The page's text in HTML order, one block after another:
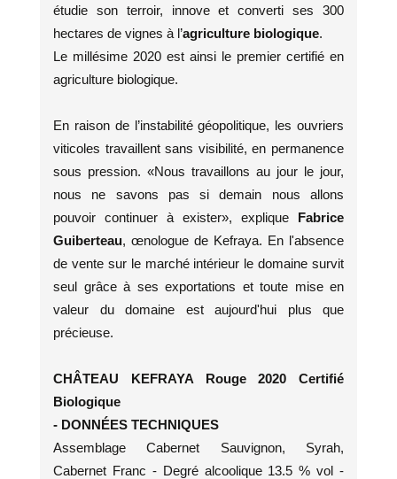
étudie son terroir, innove et converti ses 300
hectares de vignes à l’agriculture biologique.
Le millésime 2020 est ainsi le premier certifié en
agriculture biologique.
En raison de l’instabilité géopolitique, les ouvriers
viticoles travaillent sans visibilité, en permanence
sous pression. «Nous travaillons au jour le jour,
nous ne savons pas si demain nous allons
pouvoir continuer à exister», explique Fabrice
Guiberteau, œnologue de Kefraya. En l'absence
de vente sur le marché intérieur le domaine survit
seul grâce à ses exportations et toute mise en
valeur du domaine est aujourd'hui plus que
précieuse.
CHÂTEAU KEFRAYA Rouge 2020 Certifié
Biologique
- DONNÉES TECHNIQUES
Assemblage Cabernet Sauvignon, Syrah,
Cabernet Franc - Degré alcoolique 13.5 % vol -